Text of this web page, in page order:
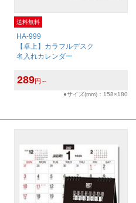
送料無料
HA-999
【卓上】カラフルデスク
名入れカレンダー
289円～
●サイズ(mm)：158×180